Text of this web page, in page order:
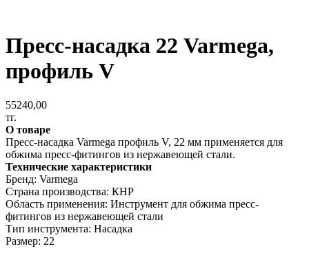
Пресс-насадка 22 Varmega,
профиль V
55240,00
тг.
О товаре
Пресс-насадка Varmega профиль V, 22 мм применяется для
обжима пресс-фитингов из нержавеющей стали.
Технические характеристики
Бренд: Varmega
Страна производства: КНР
Область применения: Инструмент для обжима пресс-
фитингов из нержавеющей стали
Тип инструмента: Насадка
Размер: 22